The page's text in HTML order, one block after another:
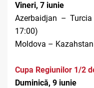
Vineri, 7 iunie
Azerbaidjan –
17:00)
Moldova –
Cupa Regiunilor 1/2
Duminică, 9 iunie